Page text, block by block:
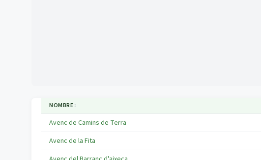
NOMBRE↕
Avenc de Camins de Terra
Avenc de la Fita